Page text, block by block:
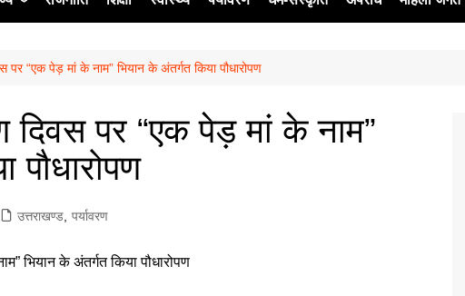
पर “एक पेड़ मां के नाम” भियान के अंतर्गत किया पौधारोपण
दिवस पर “एक पेड़ मां के नाम”
पौधारोपण
उत्तराखण्ड पर्यावरण